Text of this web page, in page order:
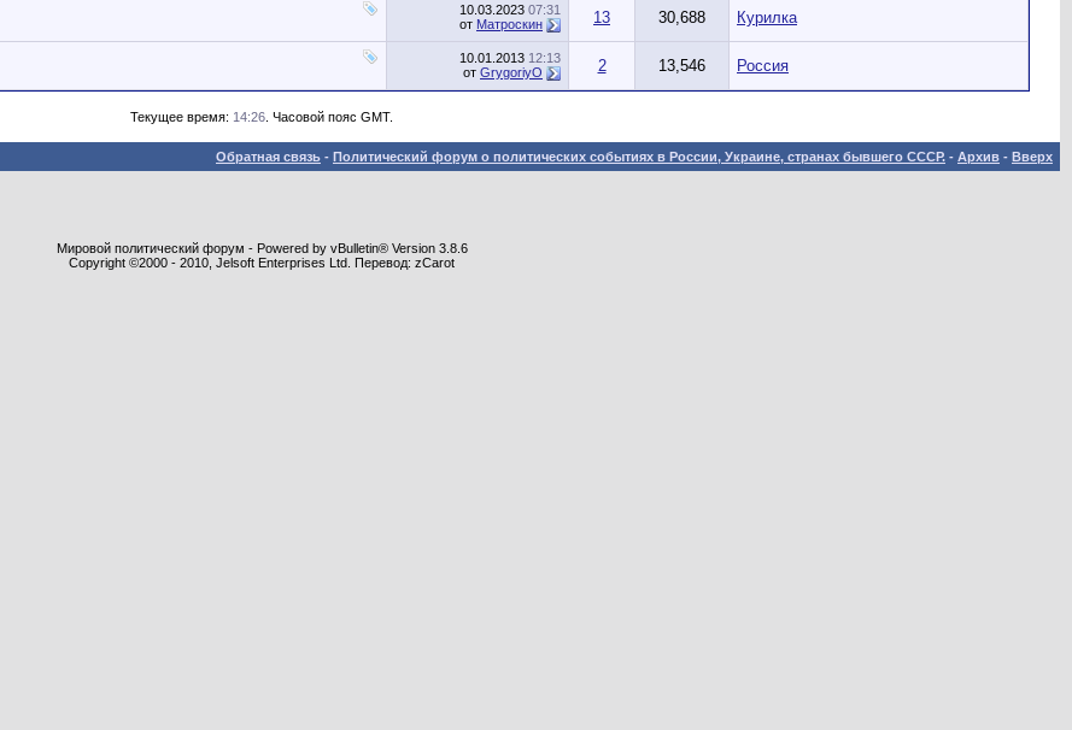
10.03.2023 07:31
от Матроскин 13 30,688 Курилка
10.01.2013 12:13
от GrygoriyO 2 13,546 Россия
Текущее время: 14:26 . Часовой пояс GMT.
Обратная связь - Политический форум о политических событиях в России, Украине, странах бывшего СССР. - Архив - Вверх
Мировой политический форум - Powered by vBulletin® Version 3.8.6
Copyright ©2000 - 2010, Jelsoft Enterprises Ltd. Перевод: zCarot